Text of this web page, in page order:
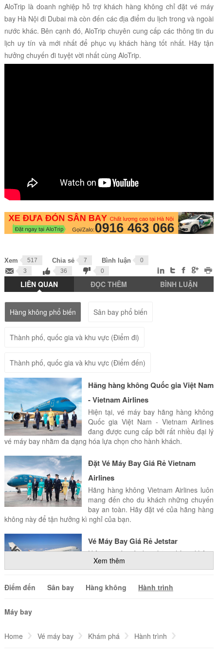
AloTrip là doanh nghiệp hỗ trợ khách hàng không chỉ đặt vé máy
bay Hà Nội đi Dubai mà còn đến các địa điểm du lịch trong và ngoài
nước khác. Bên cạnh đó, AloTrip chuyên cung cấp các thông tin du
lịch uy tín và mới nhất để phục vụ khách hàng tốt nhất. Hãy tận
hưởng chuyến đi tuyệt vời nhất cùng AloTrip.
Xem 517 Chia sẻ 7 Bình luận
0
3
36 0
LIÊN QUAN ĐỌC THÊM BÌNH LUẬN
Hàng không phổ biến Sân bay phổ biến
Thành phố, quốc gia và khu vực (Điểm đi)
Thành phố, quốc gia và khu vực (Điểm đến)
Hãng hàng không Quốc gia Việt Nam
- Vietnam Airlines
Hiện tại, vé máy bay hãng hàng không
Quốc gia Việt Nam - Vietnam Airlines
đang được cung cấp bởi rất nhiều đại lý
vé máy bay nhằm đa dạng hóa lựa chọn cho hành khách.
Đặt Vé Máy Bay Giá Rẻ Vietnam
Airlines
Hãng hàng không Vietnam Airlines luôn
mang đến cho du khách những chuyến
bay an toàn. Hãy đặt vé của hãng hàng
không này để tận hưởng kì nghỉ của bạn.
Vé Máy Bay Giá Rẻ Jetstar
Hiện tại vé máy bay hãng hàng không
Jetstar Pacific Airlines đang được cung
cấp bởi rất nhiều đại lý vé máy bay
nhằm đa dạng hóa lựa chọn cho hành khách.
Etihad Airways.
Xem thêm
Điểm đến Sân bay Hàng không Hành trình
Máy bay
Home Vé máy bay Khám phá Hành trình